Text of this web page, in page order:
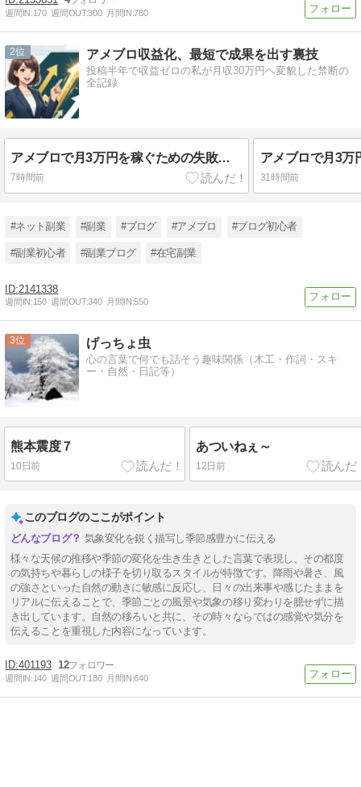
週間IN:170 週間OUT:300 月間IN:780
2 アメブロ収益化、最短で成果を出す裏技
投稿半年で収益ゼロの私が月収30万円へ変貌した禁断の
全記録
アメブロで月3万円を稼ぐための失敗回避と収益化ステップ完全ガイド
7時間前 31時間前
#ネット副業 #副業 #ブログ #アメブロ #ブログ初心者
#副業初心者 #副業ブログ #在宅副業
2141338
週間IN:150 週間OUT:340 月間IN:550
3 げっちょ虫
心の言葉で何でも話そう趣味関係（木工・作詞・スキ
ー・自然・日記等）
熊本震度７
10日前
あついねぇ～
12日前
このブログのここがポイント
気象変化を鋭く描写し季節感豊かに伝える
様々な天候の推移や季節の変化を生き生きとした言葉で表現し、その都度
の気持ちや暮らしの様子を切り取るスタイルが特徴です。降雨や暑さ、風
の強さといった自然の動きに敏感に反応し、日々の出来事や感じたままを
リアルに伝えることで、季節ごとの風景や気象の移り変わりを臆せずに描
き出しています。自然の移ろいと共に、その時々ならではの感覚や気分を
伝えることを重視した内容になっています。
401193 12
週間IN:140 週間OUT:180 月間IN:640